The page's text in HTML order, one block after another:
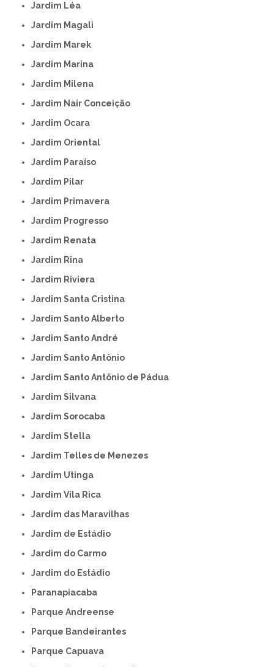
Jardim Léa
Jardim Magali
Jardim Marek
Jardim Marina
Jardim Milena
Jardim Nair Conceição
Jardim Ocara
Jardim Oriental
Jardim Paraíso
Jardim Pilar
Jardim Primavera
Jardim Progresso
Jardim Renata
Jardim Rina
Jardim Riviera
Jardim Santa Cristina
Jardim Santo Alberto
Jardim Santo André
Jardim Santo Antônio
Jardim Santo Antônio de Pádua
Jardim Silvana
Jardim Sorocaba
Jardim Stella
Jardim Telles de Menezes
Jardim Utinga
Jardim Vila Rica
Jardim das Maravilhas
Jardim de Estádio
Jardim do Carmo
Jardim do Estádio
Paranapiacaba
Parque Andreense
Parque Bandeirantes
Parque Capuava